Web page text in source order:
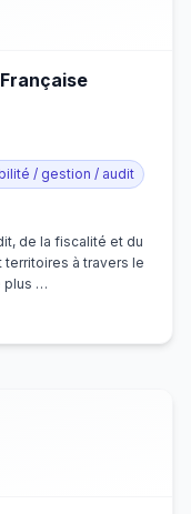
/ gestion / audit
de la fiscalité et du
territoires à travers le
plus …